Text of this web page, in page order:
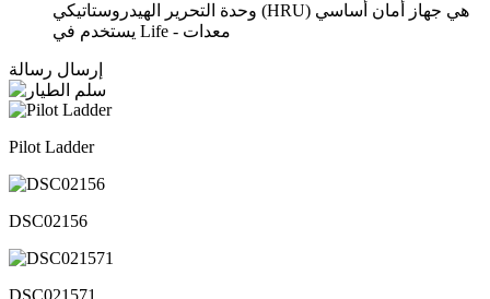
وحدة التحرير الهيدروستاتيكي (HRU) هي جهاز أمان أساسي
يستخدم في Life - معدات
إرسال رسالة
Pilot Ladder
DSC02156
DSC021571